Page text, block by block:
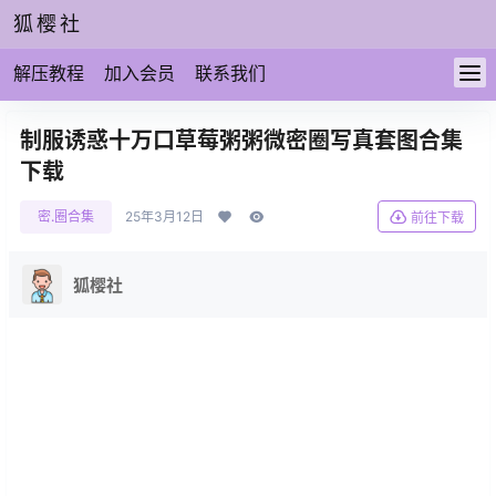
狐樱社
解压教程 加入会员 联系我们
制服诱惑十万口草莓粥粥微密圈写真套图合集
下载
密.圈合集 25年3月12日 前往下载
狐樱社